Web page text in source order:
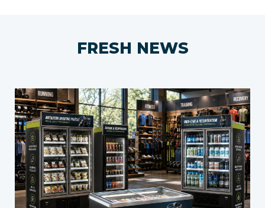
FRESH NEWS